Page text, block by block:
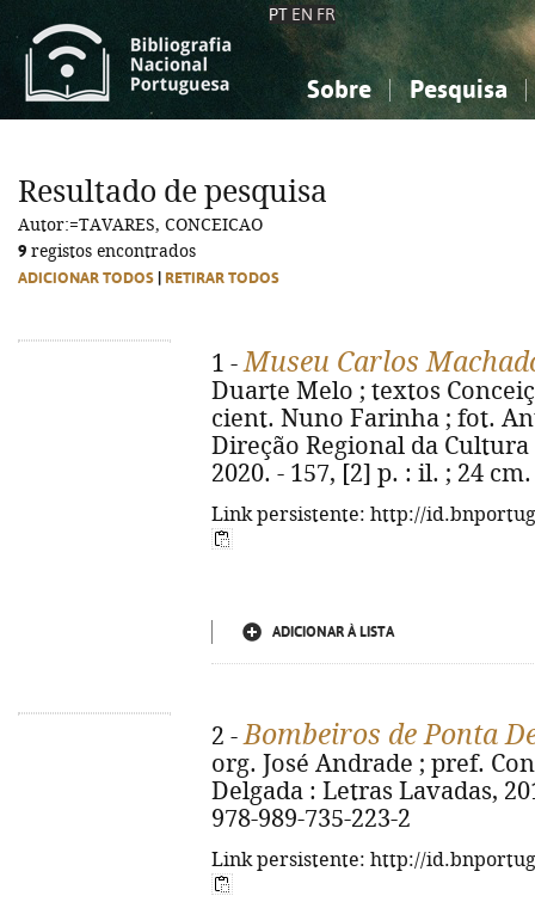
PT EN FR
Sobre Pesquisa
Ciências sociais...
Ciências sociais...
Resultado de pesquisa
Autor:=TAVARES, CONCEICAO
9 registos encontrados
ADICIONAR TODOS RETIRAR TODOS
1 -Museu Carlos
Duarte Melo ; textos
cient. Nuno Farinha ; fot.
Direção Regional da
2020. - 157, [2] p. : il. ; 24
Link persistente: http://
ADICIONAR À LISTA
2 -Bombeiros de Ponta
org. José Andrade ; pref.
Delgada : Letras Lavadas,
978-989-735-223-2
Link persistente: http://